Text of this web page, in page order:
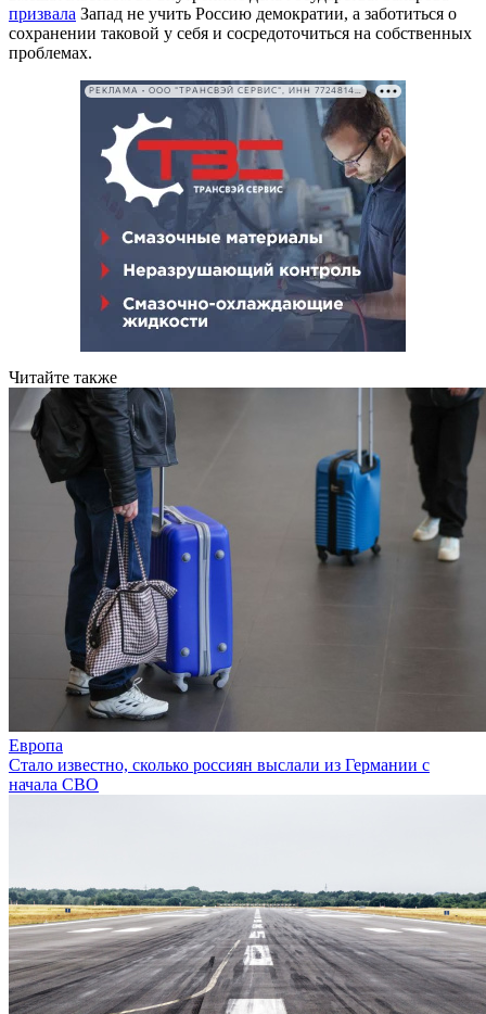
призвала Запад не учить Россию демократии, а заботиться о
сохранении таковой у себя и сосредоточиться на собственных
проблемах.
РЕКЛАМА • ООО "ТРАНСВЭЙ СЕРВИС", ИНН 7724814198
Читайте также
Европа
Стало известно, сколько россиян выслали из Германии с
начала СВО